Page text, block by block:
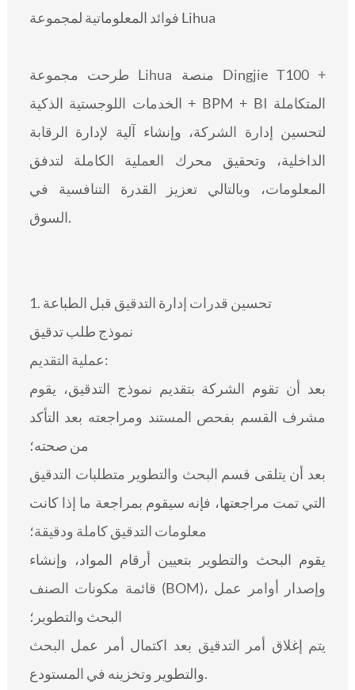
فوائد المعلوماتية لمجموعة Lihua
طرحت مجموعة Lihua منصة Dingjie T100 +
الخدمات اللوجستية الذكية + BPM + BI المتكاملة
لتحسين إدارة الشركة، وإنشاء آلية لإدارة الرقابة
الداخلية، وتحقيق محرك العملية الكاملة لتدفق
المعلومات، وبالتالي تعزيز القدرة التنافسية في
السوق.
1. تحسين قدرات إدارة التدقيق قبل الطباعة
نموذج طلب تدقيق
عملية التقديم:
بعد أن تقوم الشركة بتقديم نموذج التدقيق، يقوم
مشرف القسم بفحص المستند ومراجعته بعد التأكد
من صحته؛
بعد أن يتلقى قسم البحث والتطوير متطلبات التدقيق
التي تمت مراجعتها، فإنه سيقوم بمراجعة ما إذا كانت
معلومات التدقيق كاملة ودقيقة؛
يقوم البحث والتطوير بتعيين أرقام المواد، وإنشاء
قائمة مكونات الصنف (BOM)، وإصدار أوامر عمل
البحث والتطوير؛
يتم إغلاق أمر التدقيق بعد اكتمال أمر عمل البحث
والتطوير وتخزينه في المستودع.